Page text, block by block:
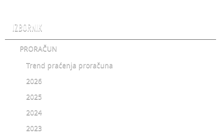
IZBORNIK
PRORAČUN
Trend praćenja proračuna
2026
2025
2024
2023